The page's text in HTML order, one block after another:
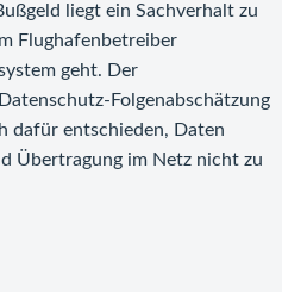
liegt ein Sachverhalt zu
Flughafenbetreiber
geht. Der
Folgenabschätzung
dafür entschieden, Daten
Übertragung im Netz nicht zu